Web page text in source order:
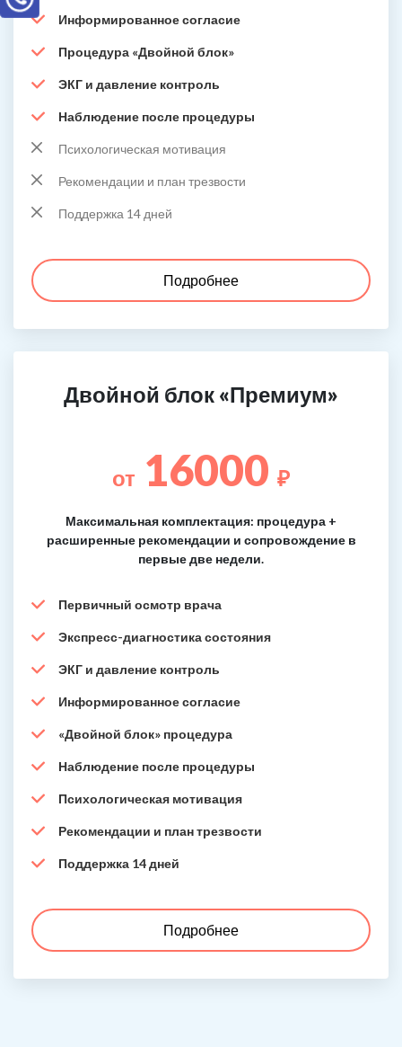
Информированное согласие
Процедура «Двойной блок»
ЭКГ и давление контроль
Наблюдение после процедуры
Психологическая мотивация
Рекомендации и план трезвости
Поддержка 14 дней
Подробнее
Двойной блок «Премиум»
от 16000 ₽
Максимальная комплектация: процедура +
расширенные рекомендации и сопровождение в
первые две недели.
Первичный осмотр врача
Экспресс-диагностика состояния
ЭКГ и давление контроль
Информированное согласие
«Двойной блок» процедура
Наблюдение после процедуры
Психологическая мотивация
Рекомендации и план трезвости
Поддержка 14 дней
Подробнее